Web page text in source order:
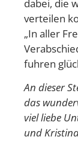
dabei, die
verteilen
„In aller
fuhren
An dieser
das
viel liebe
und